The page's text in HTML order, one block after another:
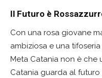
Il Futuro è
Con una rosa giovane
ambiziosa e una
Meta Catania non è che
Catania guarda al futuro